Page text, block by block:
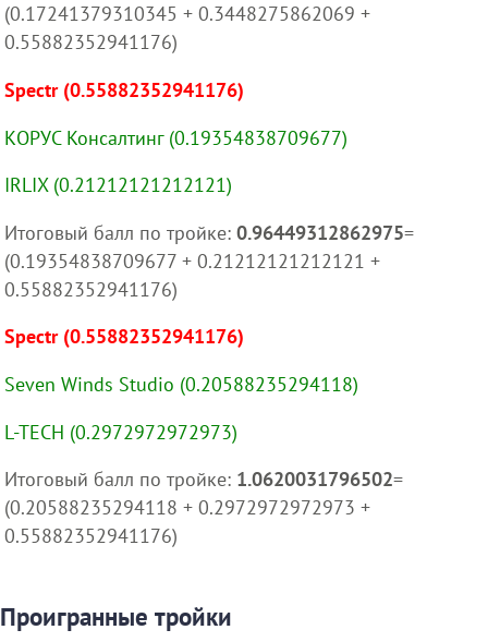
(0.17241379310345 + 0.3448275862069 +
0.55882352941176)
Spectr (0.55882352941176)
КОРУС Консалтинг (0.19354838709677)
IRLIX (0.21212121212121)
Итоговый балл по тройке: 0.96449312862975=
(0.19354838709677 + 0.21212121212121 +
0.55882352941176)
Spectr (0.55882352941176)
Seven Winds Studio (0.20588235294118)
L-TECH (0.2972972972973)
Итоговый балл по тройке: 1.0620031796502=
(0.20588235294118 + 0.2972972972973 +
0.55882352941176)
Проигранные тройки